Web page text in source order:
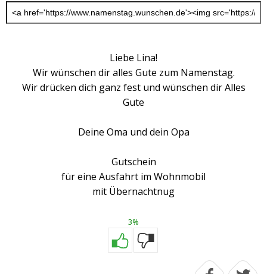
Liebe Lina!
Wir wünschen dir alles Gute zum Namenstag.
Wir drücken dich ganz fest und wünschen dir Alles
Gute
Deine Oma und dein Opa
Gutschein
für eine Ausfahrt im Wohnmobil
mit Übernachtnug
3%